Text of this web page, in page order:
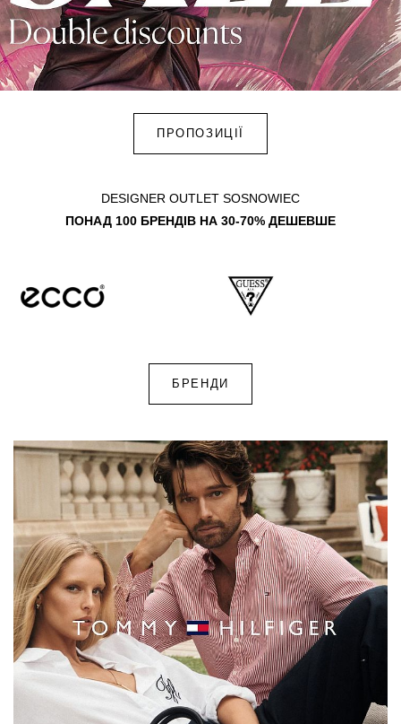
ПРОПОЗИЦІЇ
DESIGNER OUTLET SOSNOWIEC
ПОНАД 100 БРЕНДІВ НА 30-70% ДЕШЕВШЕ
БРЕНДИ